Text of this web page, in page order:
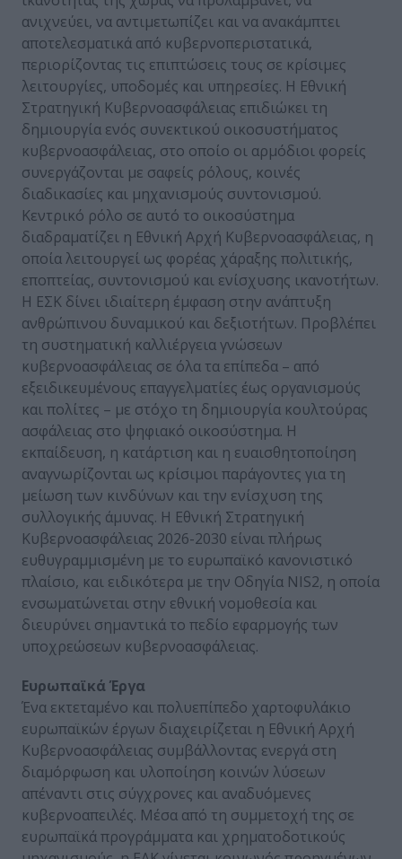
ανιχνεύει, να αντιμετωπίζει και να ανακάμπτει
αποτελεσματικά από κυβερνοπεριστατικά,
περιορίζοντας τις επιπτώσεις τους σε κρίσιμες
λειτουργίες, υποδομές και υπηρεσίες. Η Εθνική
Στρατηγική Κυβερνοασφάλειας επιδιώκει τη
δημιουργία ενός συνεκτικού οικοσυστήματος
κυβερνοασφάλειας, στο οποίο οι αρμόδιοι φορείς
συνεργάζονται με σαφείς ρόλους, κοινές
διαδικασίες και μηχανισμούς συντονισμού.
Κεντρικό ρόλο σε αυτό το οικοσύστημα
διαδραματίζει η Εθνική Αρχή Κυβερνοασφάλειας, η
οποία λειτουργεί ως φορέας χάραξης πολιτικής,
εποπτείας, συντονισμού και ενίσχυσης ικανοτήτων.
Η ΕΣΚ δίνει ιδιαίτερη έμφαση στην ανάπτυξη
ανθρώπινου δυναμικού και δεξιοτήτων. Προβλέπει
τη συστηματική καλλιέργεια γνώσεων
κυβερνοασφάλειας σε όλα τα επίπεδα – από
εξειδικευμένους επαγγελματίες έως οργανισμούς
και πολίτες – με στόχο τη δημιουργία κουλτούρας
ασφάλειας στο ψηφιακό οικοσύστημα. Η
εκπαίδευση, η κατάρτιση και η ευαισθητοποίηση
αναγνωρίζονται ως κρίσιμοι παράγοντες για τη
μείωση των κινδύνων και την ενίσχυση της
συλλογικής άμυνας. Η Εθνική Στρατηγική
Κυβερνοασφάλειας 2026-2030 είναι πλήρως
ευθυγραμμισμένη με το ευρωπαϊκό κανονιστικό
πλαίσιο, και ειδικότερα με την Οδηγία NIS2, η οποία
ενσωματώνεται στην εθνική νομοθεσία και
διευρύνει σημαντικά το πεδίο εφαρμογής των
υποχρεώσεων κυβερνοασφάλειας.
Ευρωπαϊκά Έργα
Ένα εκτεταμένο και πολυεπίπεδο χαρτοφυλάκιο
ευρωπαϊκών έργων διαχειρίζεται η Εθνική Αρχή
Κυβερνοασφάλειας συμβάλλοντας ενεργά στη
διαμόρφωση και υλοποίηση κοινών λύσεων
απέναντι στις σύγχρονες και αναδυόμενες
κυβερνοαπειλές. Μέσα από τη συμμετοχή της σε
ευρωπαϊκά προγράμματα και χρηματοδοτικούς